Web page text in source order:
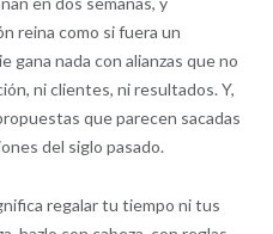
reina como si fuera un
gana nada con alianzas que no
ni clientes, ni resultados. Y,
que parecen sacadas
del siglo pasado.
regalar tu tiempo ni tus